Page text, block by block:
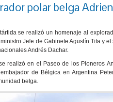
polar belga
se realizó un homenaje al
Jefe de Gabinete Agustín Tita y
Andrés Dachar.
realizó en el Paseo de los Pioneros
de Bélgica en Argentina
belga.